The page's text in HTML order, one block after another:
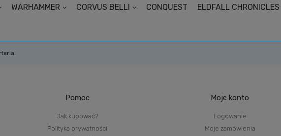
WARHAMMER CORVUS BELLI CONQUEST ELDFALL CHRONICLES
Pomoc
Jak kupować?
Polityka prywatności
Moje konto
Logowanie
Moje zamówienia